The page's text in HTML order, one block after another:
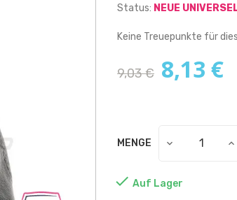
Status: NEUE
Keine Treuepunkte für
9,03 € 8,13 €
MENGE
 Auf Lager